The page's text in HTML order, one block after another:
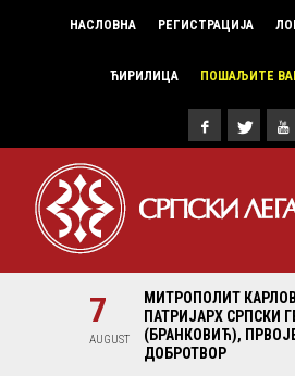
НАСЛОВНА РЕГИСТРАЦИЈА
ЋИРИЛИЦА ПОШАЉИТЕ
7
AUGUST
МИТРОПОЛИТ
ПАТРИЈАРХ СРПСКИ
(БРАНКОВИЋ),
ДОБРОТВОР